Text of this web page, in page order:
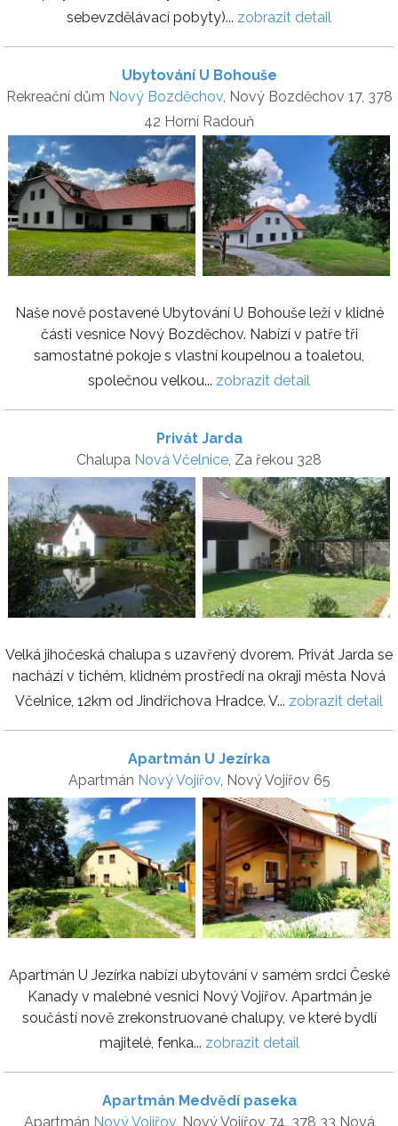
sebevzdělávací pobyty)... zobrazit detail
Ubytování U Bohouše
Rekreační dům Nový Bozděchov, Nový Bozděchov 17, 378
42 Horní Radouň
Naše nově postavené Ubytování U Bohouše leží v klidné
části vesnice Nový Bozděchov. Nabízí v patře tři
samostatné pokoje s vlastní koupelnou a toaletou,
společnou velkou... zobrazit detail
Privát Jarda
Chalupa Nová Včelnice , Za řekou 328
Velká jihočeská chalupa s uzavřený dvorem. Privát Jarda se
nachází v tichém, klidném prostředí na okraji města Nová
Včelnice, 12km od Jindřichova Hradce. V... zobrazit detail
Apartmán U Jezírka
Apartmán Nový Vojířov, Nový Vojířov 65
Apartmán U Jezírka nabízí ubytování v samém srdci České
Kanady v malebné vesnici Nový Vojířov. Apartmán je
součástí nově zrekonstruované chalupy, ve které bydlí
majitelé, fenka... zobrazit detail
Apartmán Medvědí paseka
Apartmán Nový Vojířov, Nový Vojířov 74, 378 33 Nová